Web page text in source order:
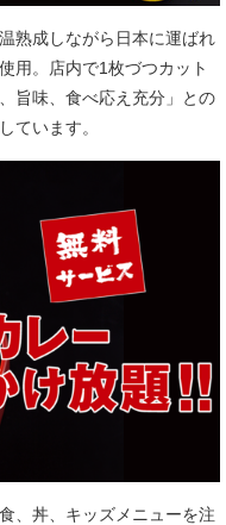
熟成しながら日本に運ばれ
用。店内で1枚づつカット
旨味、食べ応え充分」との
ています。
、丼、キッズメニューを注